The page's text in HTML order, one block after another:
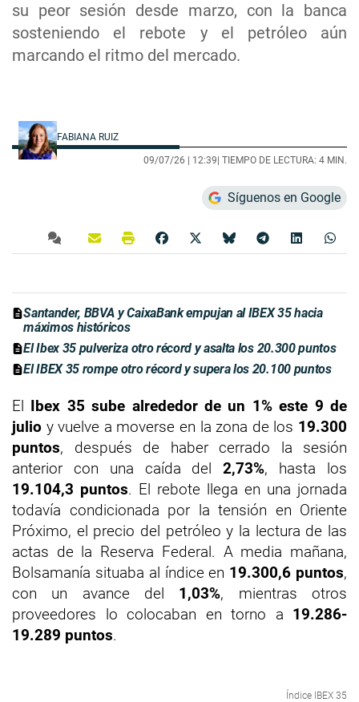
su peor sesión desde marzo, con la banca
sosteniendo el rebote y el petróleo aún
marcando el ritmo del mercado.
FABIANA RUIZ
09/07/26 | 12:39| TIEMPO DE LECTURA: 4 MIN.
Síguenos en Google
Santander, BBVA y CaixaBank empujan al IBEX 35 hacia
máximos históricos
El Ibex 35 pulveriza otro récord y asalta los 20.300 puntos
El IBEX 35 rompe otro récord y supera los 20.100 puntos
El Ibex 35 sube alrededor de un 1% este 9 de
julio y vuelve a moverse en la zona de los 19.300
puntos, después de haber cerrado la sesión
anterior con una caída del2,73%, hasta los
19.104,3 puntos. El rebote llega en una jornada
todavía condicionada por la tensión en Oriente
Próximo, el precio del petróleo y la lectura de las
actas de la Reserva Federal. A media mañana,
Bolsamanía situaba al índice en 19.300,6 puntos,
con un avance del 1,03%, mientras otros
proveedores lo colocaban en torno a 19.286-
19.289 puntos.
Índice IBEX 35